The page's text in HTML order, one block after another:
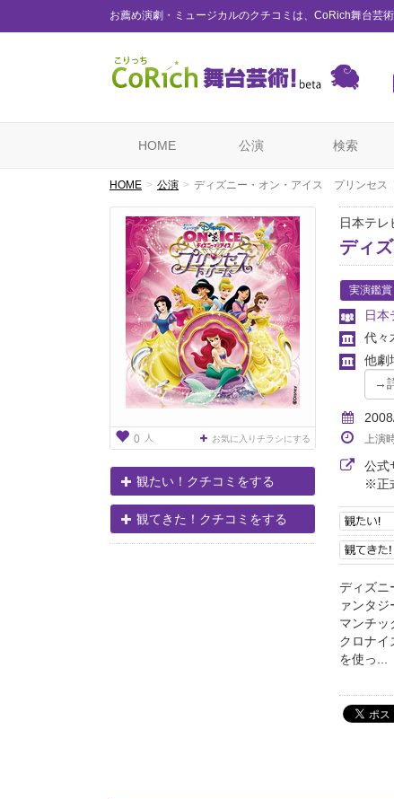
お薦め演劇・ミュージカルのクチコミは、CoRich舞台芸術
HOME 公演 検索
HOME 公演 ディズニー・オン・アイス プリンセス
0 人 お気に入りチラシにする
観たい！クチコミをする
観てきた！クチコミをする
日本テ
ディ
実演鑑賞
日本
代々
他劇
上演
公式
※正
ディズニ
ァンタ
マンチッ
クロナイ
を使っ...